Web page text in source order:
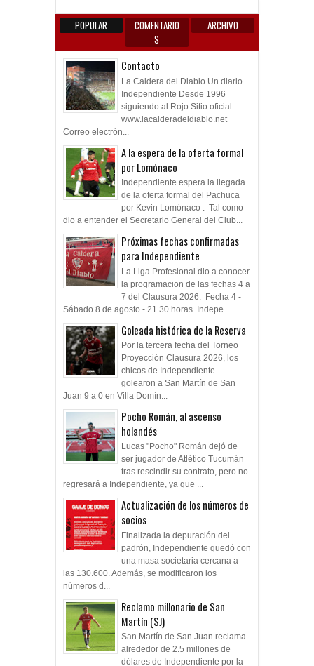
POPULAR
COMENTARIO
S
ARCHIVO
Contacto
La Caldera del Diablo Un diario
Independiente Desde 1996
siguiendo al Rojo Sitio oficial:
www.lacalderadeldiablo.net
Correo electrón...
A la espera de la oferta formal
por Lomónaco
Independiente espera la llegada
de la oferta formal del Pachuca
por Kevin Lomónaco . Tal como
dio a entender el Secretario General del Club...
Próximas fechas confirmadas
para Independiente
La Liga Profesional dio a conocer
la programacion de las fechas 4 a
7 del Clausura 2026. Fecha 4 -
Sábado 8 de agosto - 21.30 horas Indepe...
Goleada histórica de la Reserva
Por la tercera fecha del Torneo
Proyección Clausura 2026, los
chicos de Independiente
golearon a San Martín de San
Juan 9 a 0 en Villa Domín...
Pocho Román, al ascenso
holandés
Lucas "Pocho" Román dejó de
ser jugador de Atlético Tucumán
tras rescindir su contrato, pero no
regresará a Independiente, ya que ...
Actualización de los números de
socios
Finalizada la depuración del
padrón, Independiente quedó con
una masa societaria cercana a
las 130.600. Además, se modificaron los
números d...
Martín (SJ)
San Martín de San Juan reclama
alrededor de 2.5 millones de
dólares de Independiente por la
venta de Matías Giménez a Argentinos Jrs,